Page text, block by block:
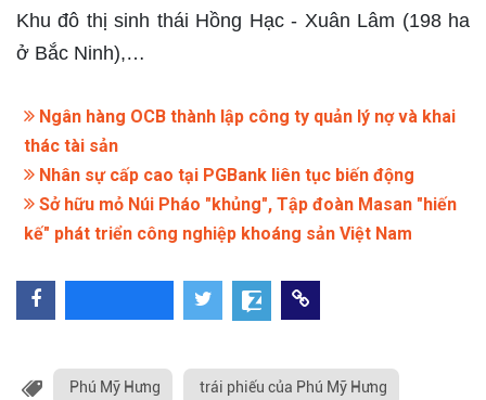
Khu đô thị sinh thái Hồng Hạc - Xuân Lâm (198 ha
ở Bắc Ninh),…​
Ngân hàng OCB thành lập công ty quản lý nợ và khai
thác tài sản
Nhân sự cấp cao tại PGBank liên tục biến động
Sở hữu mỏ Núi Pháo "khủng", Tập đoàn Masan "hiến
kế" phát triển công nghiệp khoáng sản Việt Nam
Phú Mỹ Hưng trái phiếu của Phú Mỹ Hưng